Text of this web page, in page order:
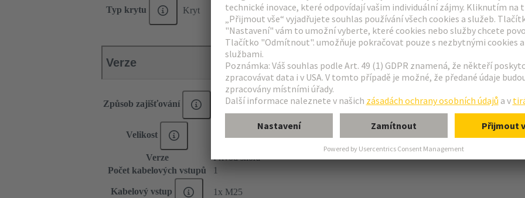
Typ krytu Kryt
Verze
Způsob zajišťování Šroubové zajišťování
Velikost
Verze
Přívod shora
Počet kabelových vstupů
1
Kabelový vstup 1x M25